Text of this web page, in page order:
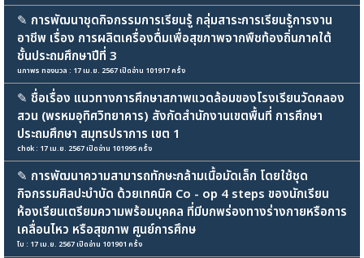
✎ การพัฒนาชุดกิจกรรมการเรียนรู้ กลุ่มสาระการเรียนรู้การงาน
อาชีพ เรื่อง การผลิตเครื่องดื่มเพื่อสุขภาพจากพืชท้องถิ่นภาคใต้
ชั้นประถมศึกษาปีที่ 3
นภาพร ทองนวล : 17 เม.ย. 2567 เปิดอ่าน 101917 ครั้ง
✎ ชื่อเรื่อง แนวทางการศึกษาสภาพแวดล้อมของโรงเรียนวัดคลอง
สวน (พรหมอุทิศวิทยาคาร) สังกัดสำนักงานเขตพื้นที่ การศึกษา
ประถมศึกษา สมุทรปราการ เขต 1
chok : 17 เม.ย. 2567 เปิดอ่าน 101995 ครั้ง
✎ การพัฒนาความสามารถทักษะกล้ามเนื้อมัดเล็ก โดยใช้ชุด
กิจกรรมศิลปะบำบัด ด้วยเทคนิค Co - op 4 steps ของนักเรียน
ห้องเรียนเตรียมความพร้อมบุคคล ที่มีบกพร่องทางร่างกายหรือการ
เคลื่อนไหว หรือสุขภาพ ศูนย์การศึกษ
โบ : 17 เม.ย. 2567 เปิดอ่าน 101901 ครั้ง